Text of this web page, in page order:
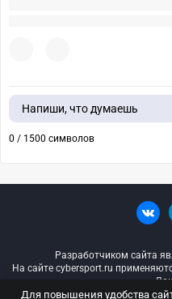
Напиши, что думаешь
0 / 1500 символов
Разработчиком сайта
На сайте cybersport.ru
Для повышения удобства